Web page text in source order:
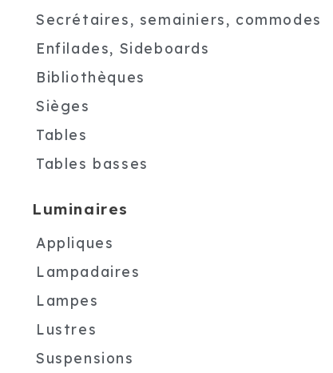
Secrétaires, semainiers, commodes
Enfilades, Sideboards
Bibliothèques
Sièges
Tables
Tables basses
Luminaires
Appliques
Lampadaires
Lampes
Lustres
Suspensions